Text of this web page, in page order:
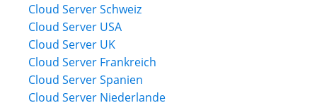
Cloud Server Schweiz
Cloud Server USA
Cloud Server UK
Cloud Server Frankreich
Cloud Server Spanien
Cloud Server Niederlande